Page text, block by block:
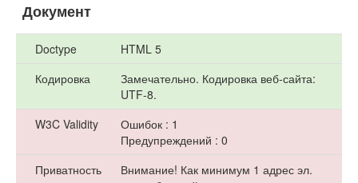
Документ
Doctype
HTML 5
Кодировка
Замечательно. Кодировка веб-сайта:
UTF-8.
W3C Validity
Ошибок : 1
Предупреждений : 0
Приватность
Внимание! Как минимум 1 адрес эл.